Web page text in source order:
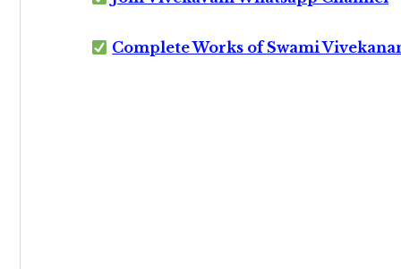
Complete Works of Swami